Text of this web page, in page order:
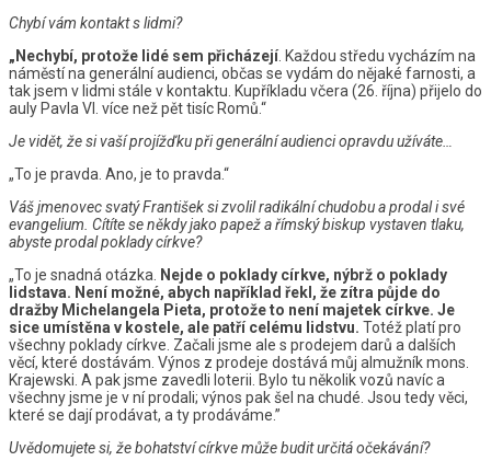
Chybí vám kontakt s lidmi?
„Nechybí, protože lidé sem přicházejí . Každou středu vycházím na
náměstí na generální audienci, občas se vydám do nějaké farnosti, a
tak jsem v lidmi stále v kontaktu. Kupříkladu včera (26. října) přijelo do
auly Pavla VI. více než pět tisíc Romů.“
Je vidět, že si vaší projížďku při generální audienci opravdu užíváte…
„To je pravda. Ano, je to pravda.“
Váš jmenovec svatý František si zvolil radikální chudobu a prodal i své
evangelium. Cítíte se někdy jako papež a římský biskup vystaven tlaku,
abyste prodal poklady církve?
„To je snadná otázka. Nejde o poklady církve, nýbrž o poklady
lidstava. Není možné, abych například řekl, že zítra půjde do
dražby Michelangela Pieta, protože to není majetek církve. Je
sice umístěna v kostele, ale patří celému lidstvu. Totéž platí pro
všechny poklady církve. Začali jsme ale s prodejem darů a dalších
věcí, které dostávám. Výnos z prodeje dostává můj almužník mons.
Krajewski. A pak jsme zavedli loterii. Bylo tu několik vozů navíc a
všechny jsme je v ní prodali; výnos pak šel na chudé. Jsou tedy věci,
které se dají prodávat, a ty prodáváme.”
Uvědomujete si, že bohatství církve může budit určitá očekávání?